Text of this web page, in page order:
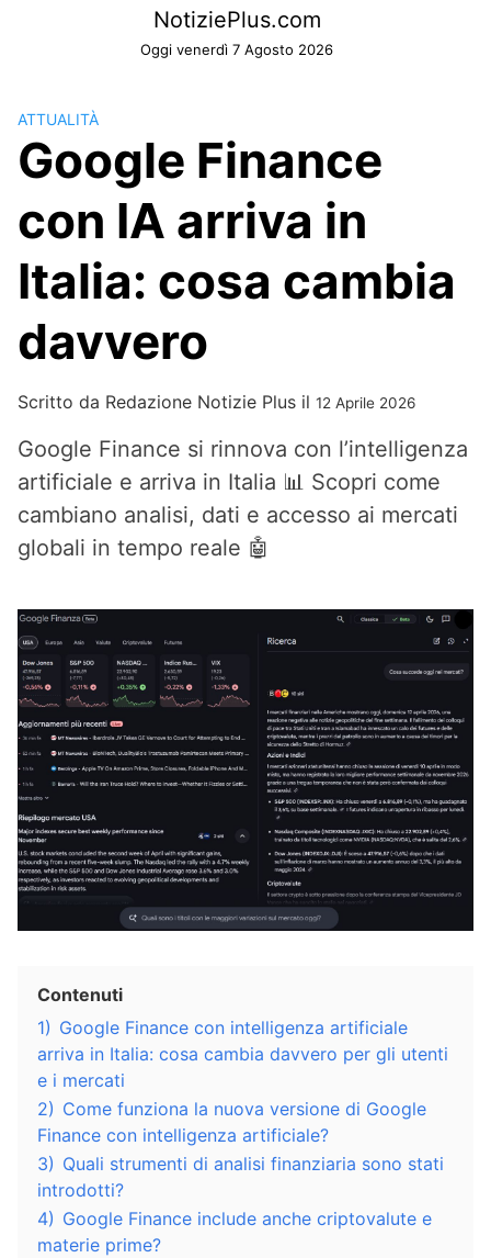
NotiziePlus.com
Oggi venerdì 7 Agosto 2026
ATTUALITÀ
Google Finance
con IA arriva in
Italia: cosa cambia
davvero
Scritto da Redazione Notizie Plus il 12 Aprile 2026
Google Finance si rinnova con l’intelligenza
artificiale e arriva in Italia 📊 Scopri come
cambiano analisi, dati e accesso ai mercati
globali in tempo reale 🤖
Contenuti
1) Google Finance con intelligenza artificiale
arriva in Italia: cosa cambia davvero per gli utenti
e i mercati
2) Come funziona la nuova versione di Google
Finance con intelligenza artificiale?
3) Quali strumenti di analisi finanziaria sono stati
introdotti?
4) Google Finance include anche criptovalute e
materie prime?